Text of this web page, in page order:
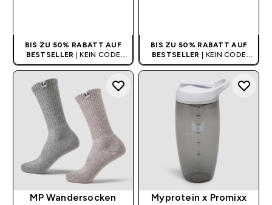
BIS ZU 50% RABATT AUF
BESTSELLER | KEIN CODE
BENÖTIGT
BIS ZU 50% RABATT AUF
BESTSELLER | KEIN CODE
BENÖTIGT
MP Wandersocken
Myprotein x Promixx